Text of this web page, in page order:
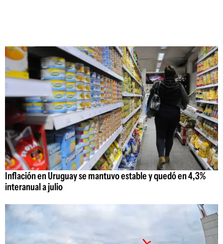
Inflación en Uruguay se mantuvo estable y quedó en 4,3%
interanual a julio